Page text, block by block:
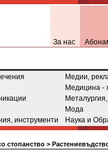
За нас
инструменти
Медии,
Медицина -
Мода
Наука и
стопанство >